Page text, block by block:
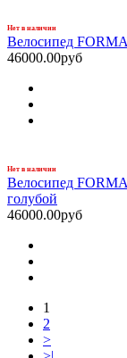
Нет в наличии
Велосипед
46000.00руб
Нет в наличии
Велосипед
голубой
46000.00руб
1
2
>